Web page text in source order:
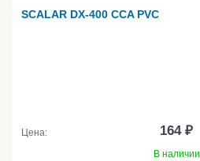
SCALAR DX-400 CCA PVC
Цена: 164 ₽
В наличии